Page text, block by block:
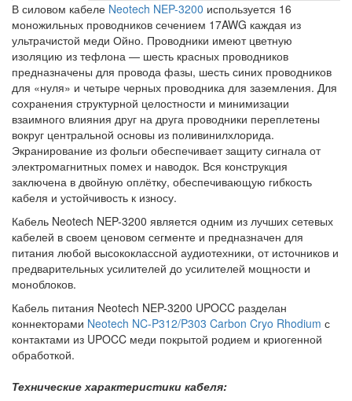
В силовом кабеле Neotech NEP-3200 используется 16
моножильных проводников сечением 17AWG каждая из
ультрачистой меди Ойно. Проводники имеют цветную
изоляцию из тефлона — шесть красных проводников
предназначены для провода фазы, шесть синих проводников
для «нуля» и четыре черных проводника для заземления. Для
сохранения структурной целостности и минимизации
взаимного влияния друг на друга проводники переплетены
вокруг центральной основы из поливинилхлорида.
Экранирование из фольги обеспечивает защиту сигнала от
электромагнитных помех и наводок. Вся конструкция
заключена в двойную оплётку, обеспечивающую гибкость
кабеля и устойчивость к износу.
Кабель Neotech NEP-3200 является одним из лучших сетевых
кабелей в своем ценовом сегменте и предназначен для
питания любой высококлассной аудиотехники, от источников и
предварительных усилителей до усилителей мощности и
моноблоков.
Кабель питания Neotech NEP-3200 UPOCC разделан
коннекторами Neotech NC-P312/P303 Carbon Cryo Rhodium с
контактами из UPOCC меди покрытой родием и криогенной
обработкой.
Технические характеристики кабеля: